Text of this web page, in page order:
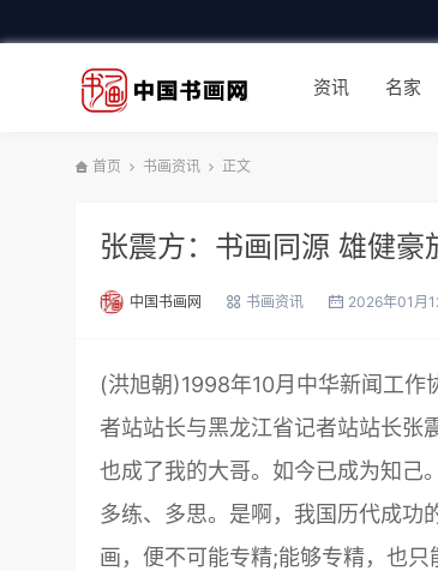
资讯 名家
首页 书画资讯 正文
张震方：书画同源 雄健豪
中国书画网 书画资讯 2026年01月
(洪旭朝)1998年10月中华新闻工作
者站站长与黑龙江省记者站站长张
也成了我的大哥。如今已成为知己
多练、多思。是啊，我国历代成功
画，便不可能专精;能够专精，也只